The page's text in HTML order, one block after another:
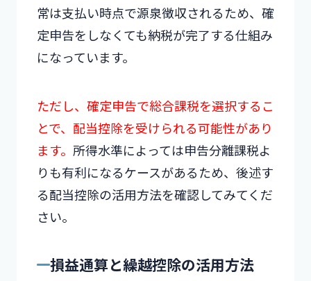
常は支払い時点で源泉徴収されるため、確
定申告をしなくても納税が完了する仕組み
になっています。
ただし、確定申告で総合課税を選択するこ
とで、配当控除を受けられる可能性があり
ます。 所得水準によっては申告分離課税よ
りも有利になるケースがあるため、後述す
る配当控除の活用方法を確認してみてくだ
さい。
損益通算と繰越控除の活用方法